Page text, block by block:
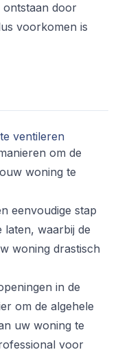
door
voorkomen is
ventileren
om de
woning te
eenvoudige stap
waarbij de
woning drastisch
in de
om de algehele
uw woning te
voor